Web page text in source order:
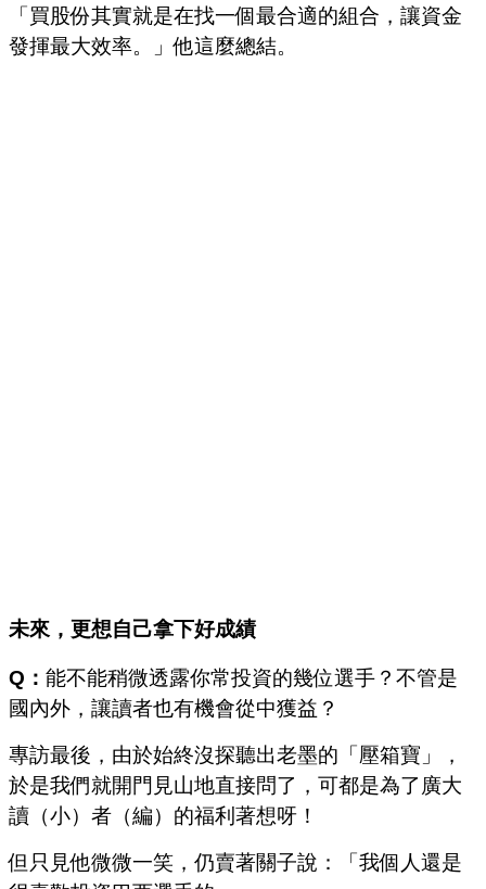
「買股份其實就是在找一個最合適的組合，讓資金
發揮最大效率。」他這麼總結。
未來，更想自己拿下好成績
Q： 能不能稍微透露你常投資的幾位選手？不管是
國內外，讓讀者也有機會從中獲益？
專訪最後，由於始終沒探聽出老墨的「壓箱寶」，
於是我們就開門見山地直接問了，可都是為了廣大
讀（小）者（編）的福利著想呀！
但只見他微微一笑，仍賣著關子說：「我個人還是